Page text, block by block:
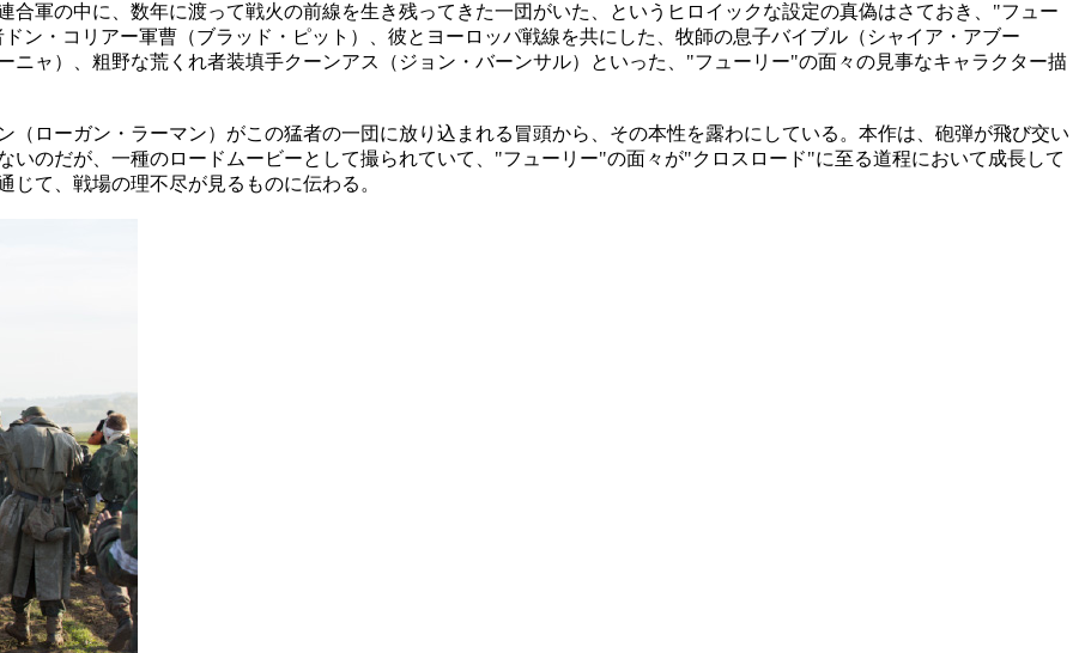
軍の中に、数年に渡って戦火の前線を生き残ってきた一団がいた、というヒロイックな設定の真偽はさておき、"フュー
ン・コリアー軍曹（ブラッド・ピット）、彼とヨーロッパ戦線を共にした、牧師の息子バイブル（シャイア・アブー
ニャ）、粗野な荒くれ者装填手クーンアス（ジョン・バーンサル）といった、"フューリー"の面々の見事なキャラクター描
ローガン・ラーマン）がこの猛者の一団に放り込まれる冒頭から、その本性を露わにしている。本作は、砲弾が飛び交い
いのだが、一種のロードムービーとして撮られていて、"フューリー"の面々が"クロスロード"に至る道程において成長して
て、戦場の理不尽が見るものに伝わる。